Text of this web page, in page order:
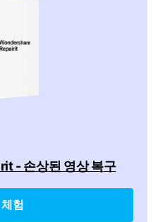
- 손상된 영상 복구
험